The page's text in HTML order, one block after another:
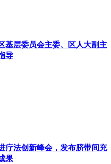
基层委员会主委、区人大副主
导
疗法创新峰会，发布脐带间充
果